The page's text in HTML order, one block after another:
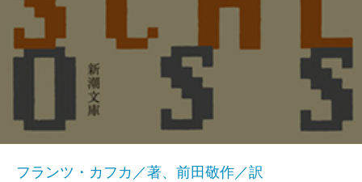
フランツ・カフカ／著、前田敬作／訳